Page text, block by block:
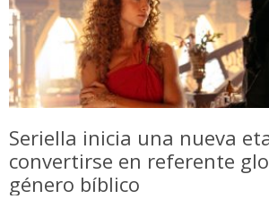
Seriella inicia una nueva
convertirse en referente
género bíblico